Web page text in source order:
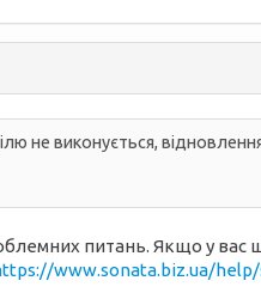
не виконується, відновлення
питань. Якщо у вас
www.sonata.biz.ua/